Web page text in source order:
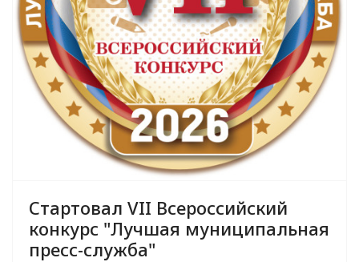
Стартовал VII Всероссийский
конкурс "Лучшая муниципальная
пресс-служба"